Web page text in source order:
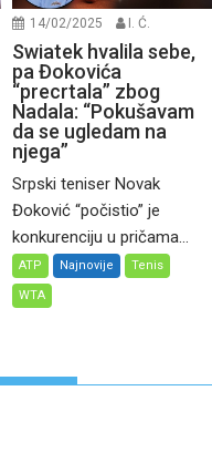
14/02/2025 I. Ć.
Swiatek hvalila sebe,
pa Đokovića
“precrtala” zbog
Nadala: “Pokušavam
da se ugledam na
njega”
Srpski teniser Novak
Đoković “počistio” je
konkurenciju u pričama...
ATP Najnovije Tenis
WTA